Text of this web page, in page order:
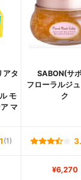
アタ
モ
マ
SABON(サ
フローラルジ
ク
(1)
¥6,270